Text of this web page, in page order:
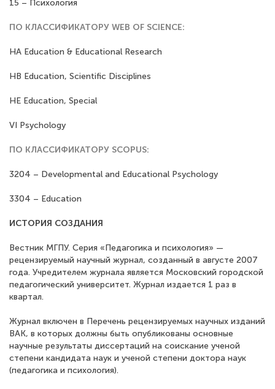
15 – Психология
ПО КЛАССИФИКАТОРУ WEB ОF SCIENCE:
HA Education & Educational Research
HB Education, Scientific Disciplines
HE Education, Special
VI Psychology
ПО КЛАССИФИКАТОРУ SCOPUS:
3204 – Developmental and Educational Psychology
3304 – Education
ИСТОРИЯ СОЗДАНИЯ
Вестник МГПУ. Серия «Педагогика и психология» —
рецензируемый научный журнал, созданный в августе 2007
года. Учредителем журнала является Московский городской
педагогический университет. Журнал издается 1 раз в
квартал.
Журнал включен в Перечень рецензируемых научных изданий
ВАК, в которых должны быть опубликованы основные
научные результаты диссертаций на соискание ученой
степени кандидата наук и ученой степени доктора наук
(педагогика и психология).